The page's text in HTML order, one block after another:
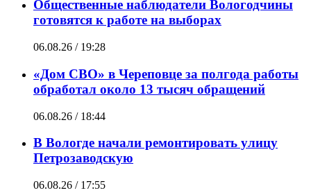
Общественные наблюдатели Вологодчины
готовятся к работе на выборах
06.08.26 / 19:28
«Дом СВО» в Череповце за полгода работы
обработал около 13 тысяч обращений
06.08.26 / 18:44
В Вологде начали ремонтировать улицу
Петрозаводскую
06.08.26 / 17:55